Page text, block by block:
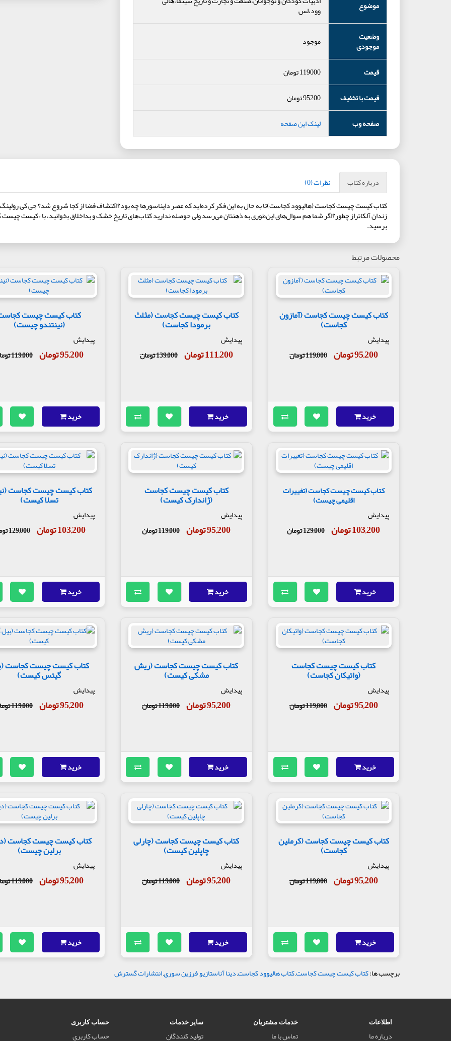
موضوع
وود،لس
وضعیت
موجودی موجود
قیمت 119000تومان
قیمت با تخفیف
95200تومان
صفحه وب
لینک این صفحه
درباره کتاب
نظرات (0)
کتاب کیست چیست کجاست (هالیوود کجاست)تا به حال به این فکر کرده‌اید که عصر دایناسورها چه بود؟اکتشاف فضا از کجا شروع شد؟ جی کی
زندان آلکاتراز چطور؟اگر شما هم سوال‌های این‌طوری به ذهنتان می‌رسد ولی حوصله ندارید کتاب‌های تاریخ خشک و بداخلاق بخوانید، با «کیست
برسید.
محصولات مرتبط
کتاب کیست چیست کجاست (آمازون
کجاست)
پیدایش
95,200 تومان 119,000 تومان
خرید
کتاب کیست چیست کجاست (مثلث
برمودا کجاست)
پیدایش
111,200 تومان 139,000 تومان
خرید
کتاب کیست چیست
(نینتندو چیست)
پیدایش
95,200 تومان 119,000 تومان
خرید
کتاب کیست چیست کجاست (تغییرات
اقلیمی چیست)
پیدایش
103,200 تومان 129,000 تومان
خرید
کتاب کیست چیست کجاست
(ژاندارک کیست)
پیدایش
95,200 تومان 119,000 تومان
خرید
کتاب کیست چیست کجاست
تسلا کیست)
پیدایش
103,200 تومان 129,000 تومان
خرید
کتاب کیست چیست کجاست
(واتیکان کجاست)
پیدایش
95,200 تومان 119,000 تومان
خرید
کتاب کیست چیست کجاست (ریش
مشکی کیست)
پیدایش
95,200 تومان 119,000 تومان
خرید
کتاب کیست چیست کجاست
گیتس کیست)
پیدایش
95,200 تومان 119,000 تومان
خرید
کتاب کیست چیست کجاست (کرملین
کجاست)
پیدایش
95,200 تومان 119,000 تومان
خرید
کتاب کیست چیست کجاست (چارلی
چاپلین کیست)
پیدایش
95,200 تومان 119,000 تومان
خرید
کتاب کیست چیست کجاست
برلین چیست)
پیدایش
95,200 تومان 119,000 تومان
خرید
برچسب ها:کتاب کیست چیست کجاست,کتاب هالیوود کجاست,دینا آناستازیو,فرزین سوری,انتشارات گسترش,
اطلاعات
درباره ما
خدمات مشتریان
تماس با ما
سایر خدمات
تولید کنندگان
حساب کاربری
حساب کاربری